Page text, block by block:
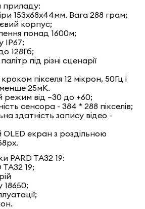
приладу:
153х68х44мм. Вага 288 грам;
корпус;
понад 1600м;
IP67;
128Гб;
під різні сценарії
пікселя 12 мікрон, 50Гц і
25мК.
від –30 до +60;
сенсора - 384 * 288 пікселів;
здатність запису відео -
OLED екран з роздільною
PARD TA32 19:
TA32 19;
18650;